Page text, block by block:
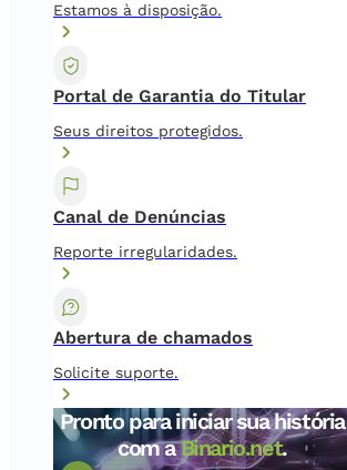
Estamos à disposição.
Portal de Garantia do Titular
Seus direitos protegidos.
Canal de Denúncias
Reporte irregularidades.
Abertura de chamados
Solicite suporte.
Pronto para iniciar sua história
com aBinario.net.